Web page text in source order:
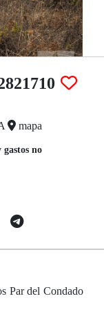
mapa
gastos no
Par del Condado